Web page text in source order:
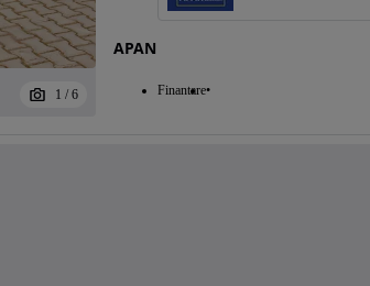
1 / 6
APAN
Finantare